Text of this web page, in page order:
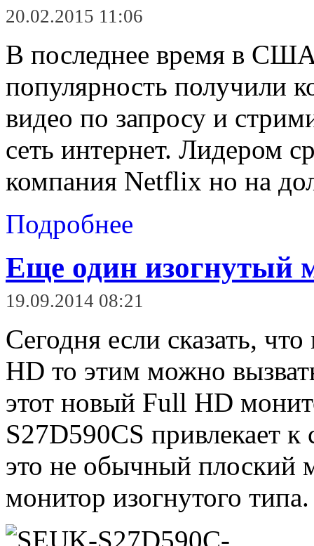
20.02.2015 11:06
В последнее время в
популярность получили
видео по запросу и
сеть интернет. Лидером
компания Netflix но на
Подробнее
Еще один изогнутый
19.09.2014 08:21
Сегодня если сказать,
HD то этим можно
этот новый Full HD
S27D590CS привлекает к
это не обычный плоский
монитор изогнутого типа.